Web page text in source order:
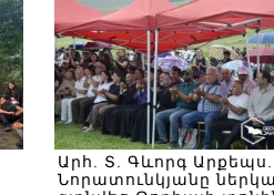
Արհ. Տ. Գևորգ Արքեպս.
Նորատունկյանը